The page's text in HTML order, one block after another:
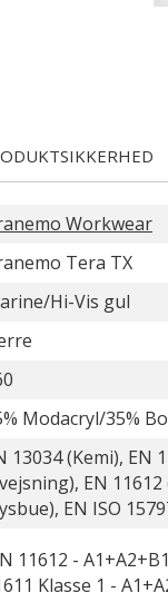
Workwear
Tera TX
Hi-Vis gul
Modacryl/35%
13034 (Kemi), EN
EN
EN ISO
11612 -
Klasse 1 -